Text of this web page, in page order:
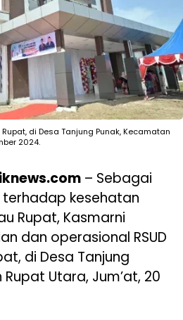
Rupat, di Desa Tanjung Punak, Kecamatan
2024.
– Sebagai
kesehatan
Rupat, Kasmarni
dan operasional RSUD
di Desa Tanjung
Utara, Jum’at, 20